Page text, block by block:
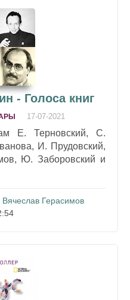
- Голоса книг
17-07-2021
Е. Терновский, С.
И. Прудовский,
Ю. Заборовский и
Вячеслав Герасимов